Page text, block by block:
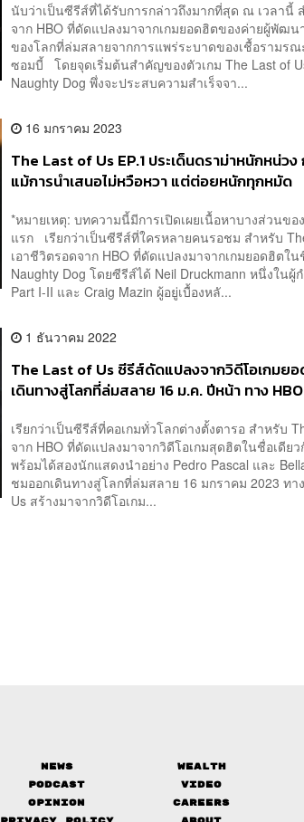
นับว่าเป็นซีรีส์ที่ได้รับการกล่าวถึงมากที่สุด ณ เวลานี้
จาก HBO ที่ดัดแปลงมาจากเกมยอดฮิตของค่ายผู้พัฒน
ของโลกที่ล่มสลายจากการแพร่ระบาดของเชื้อรามร
ซอมบี้ โดยจุดเริ่มต้นสำคัญของตัวเกม The Last of
Naughty Dog พึ่งจะประสบความสำเร็จจา...
16 มกราคม 2023
The Last of Us EP.1 ประเด็นดราม่าหนักหน่ว
แม้การนำเสนอไม่หวือหวา แต่ต่อยหนักทุกหมัด
*หมายเหตุ: บทความนี้มีการเปิดเผยเนื้อหาบางส่วนข
แรก เรียกว่าเป็นซีรีส์ที่ใครหลายคนรอชม สำหรับ
เอาชีวิตรอดจาก HBO ที่ดัดแปลงมาจากเกมยอดฮิตใ
Naughty Dog โดยซีรีส์ได้ Neil Druckmann หนึ่งในผู้
Part I-II และ Craig Mazin ผู้อยู่เบื้องหลั...
1 ธันวาคม 2022
The Last of Us ซีรีส์ดัดแปลงจากวิดีโอเกมย
เดินทางสู่โลกที่ล่มสลาย 16 ม.ค. ปีหน้า ทาง
เรียกว่าเป็นซีรีส์ที่คอเกมทั่วโลกต่างตั้งตารอ สำหรับ
จาก HBO ที่ดัดแปลงมาจากวิดีโอเกมสุดฮิตในชื่อเดีย
พร้อมได้สองนักแสดงนำอย่าง Pedro Pascal และ
ชมออกเดินทางสู่โลกที่ล่มสลาย 16 มกราคม 2023
Us สร้างมาจากวิดีโอเกม...
News Wealth
Podcast
Video
Opinion
Careers